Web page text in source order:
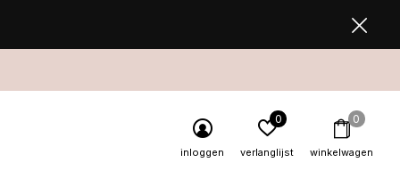
inloggen verlanglijst
0
winkelwagen
0